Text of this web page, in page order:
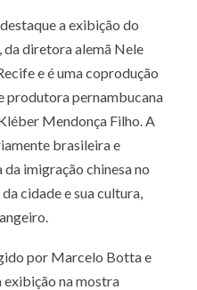
a exibição do
, da diretora alemã Nele
e é uma coprodução
produtora pernambucana
Mendonça Filho. A
brasileira e
imigração chinesa no
cidade e sua cultura,
por Marcelo Botta e
exibição na mostra